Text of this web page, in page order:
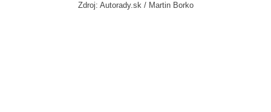
Zdroj: Autorady.sk / Martin Borko